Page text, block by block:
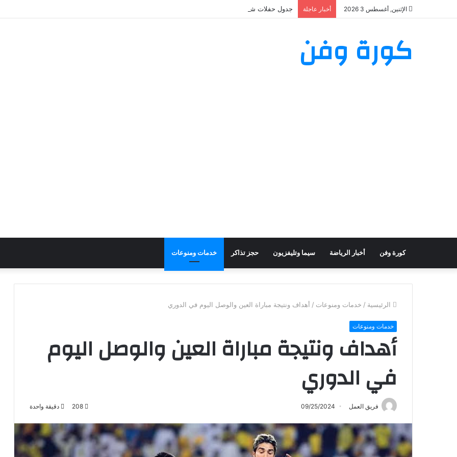
الإثنين, أغسطس 3 2026 أخبار عاجلة جدول حفلات شيرين عبد الوهاب 2026: تعرف على مواعيد وأماكن حفلات شيرين عبد الوهاب
كورة وفن
كورة وفن أخبار الرياضة سيما وتليفزيون حجز تذاكر خدمات ومنوعات
الرئيسية / خدمات ومنوعات / أهداف ونتيجة مباراة العين والوصل اليوم في الدوري
خدمات ومنوعات
أهداف ونتيجة مباراة العين والوصل اليوم
في الدوري
فريق العمل 09/25/2024
208 دقيقة واحدة